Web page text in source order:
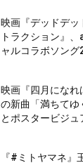
映画『デッドデッ
トラクション』
ャルコラボソング
映画『四月になれ
の新曲「満ちてゆ
とポスタービジュ
『#ミトヤマネ』